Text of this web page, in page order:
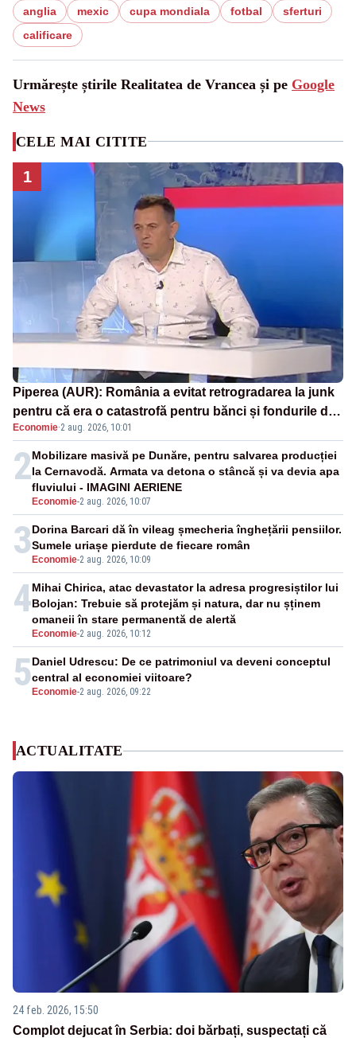
anglia mexic cupa mondiala fotbal
sferturi
calificare
Urmărește știrile Realitatea de Vrancea și pe Google
News
CELE MAI CITITE
1
Piperea (AUR): România a evitat retrogradarea la junk
pentru că era o catastrofă pentru bănci și fondurile de
pensii
Economie·2 aug. 2026, 10:01
2
Economie-2 aug. 2026, 10:07
Mobilizare masivă pe Dunăre, pentru salvarea producției
la Cernavodă. Armata va detona o stâncă și va devia apa
fluviului - IMAGINI AERIENE
3 Economie-2 aug. 2026, 10:09
Dorina Barcari dă în vileag șmecheria înghețării pensiilor.
Sumele uriașe pierdute de fiecare român
4
Economie-2 aug. 2026, 10:12
Mihai Chirica, atac devastator la adresa progresiștilor lui
Bolojan: Trebuie să protejăm și natura, dar nu șținem
omaneii în stare permanentă de alertă
5 Economie-2 aug. 2026, 09:22
Daniel Udrescu: De ce patrimoniul va deveni conceptul
central al economiei viitoare?
ACTUALITATE
24 feb. 2026, 15:50
Complot dejucat în Serbia: doi bărbați, suspectați că